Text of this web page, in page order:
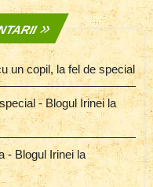
un copil, la fel de special
- Blogul Irineila
- Blogul Irineila